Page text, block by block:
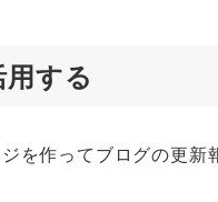
する
を作ってブログの更新